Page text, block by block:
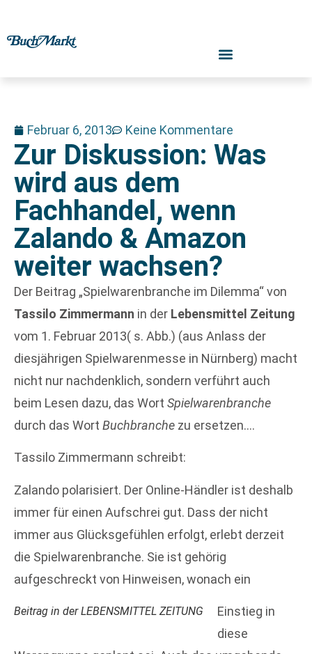
Februar 6, 2013 Keine Kommentare
Zur Diskussion: Was
wird aus dem
Fachhandel, wenn
Zalando & Amazon
weiter wachsen?
Der Beitrag „Spielwarenbranche im Dilemma“ von
Tassilo Zimmermann in der Lebensmittel Zeitung
vom 1. Februar 2013( s. Abb.) (aus Anlass der
diesjährigen Spielwarenmesse in Nürnberg) macht
nicht nur nachdenklich, sondern verführt auch
beim Lesen dazu, das Wort Spielwarenbranche
durch das Wort Buchbranche zu ersetzen….
Tassilo Zimmermann schreibt:
Zalando polarisiert. Der Online-Händler ist deshalb
immer für einen Aufschrei gut. Dass der nicht
immer aus Glücksgefühlen erfolgt, erlebt derzeit
die Spielwarenbranche. Sie ist gehörig
aufgeschreckt von Hinweisen, wonach ein
Beitrag in der LEBENSMITTEL ZEITUNG
Einstieg in
diese